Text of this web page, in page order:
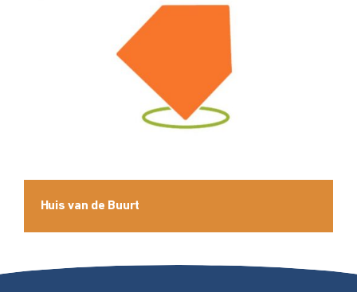
Huis van de Buurt